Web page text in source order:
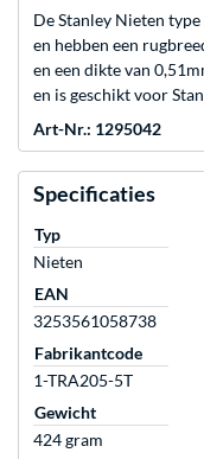
De Stanley Nieten
en hebben een
en een dikte van
en is geschikt voor
Art-Nr.: 1295042
Specificaties
Typ
Nieten
EAN
3253561058738
Fabrikantcode
1-TRA205-5T
Gewicht
424 gram